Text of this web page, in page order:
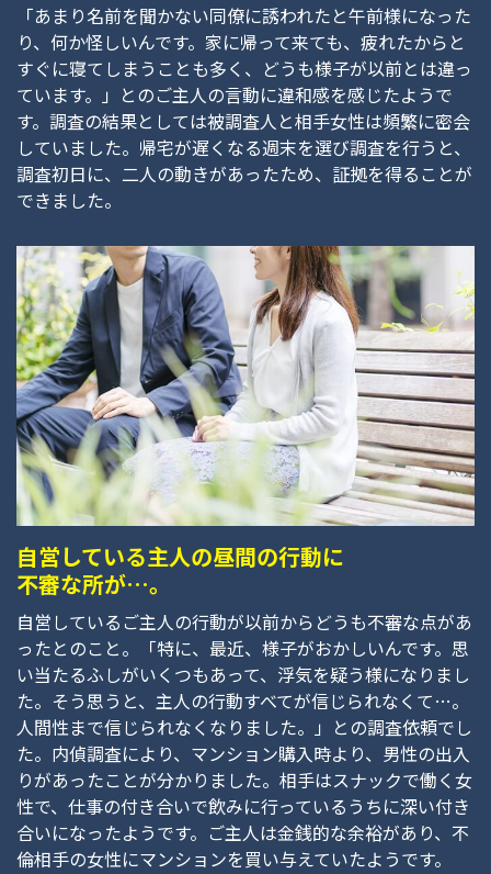
「あまり名前を聞かない同僚に誘われたと午前様になった
り、何か怪しいんです。家に帰って来ても、疲れたからと
すぐに寝てしまうことも多く、どうも様子が以前とは違っ
ています。」とのご主人の言動に違和感を感じたようで
す。調査の結果としては被調査人と相手女性は頻繁に密会
していました。帰宅が遅くなる週末を選び調査を行うと、
調査初日に、二人の動きがあったため、証拠を得ることが
できました。
自営している主人の昼間の行動に
不審な所が…。
自営しているご主人の行動が以前からどうも不審な点があ
ったとのこと。「特に、最近、様子がおかしいんです。思
い当たるふしがいくつもあって、浮気を疑う様になりまし
た。そう思うと、主人の行動すべてが信じられなくて…。
人間性まで信じられなくなりました。」との調査依頼でし
た。内偵調査により、マンション購入時より、男性の出入
りがあったことが分かりました。相手はスナックで働く女
性で、仕事の付き合いで飲みに行っているうちに深い付き
合いになったようです。ご主人は金銭的な余裕があり、不
倫相手の女性にマンションを買い与えていたようです。